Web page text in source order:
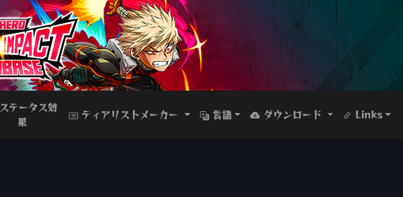
ステータス効
果
ティアリストメーカー 言語 ダウンロード Links